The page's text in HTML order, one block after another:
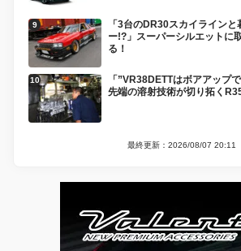
「3台のDR30スカイライン
ー!?」スーパーシルエットに
る！
「”VR38DETTはボアアップ
先端の溶射技術が切り拓く
最終更新：2026/08/07 20:11